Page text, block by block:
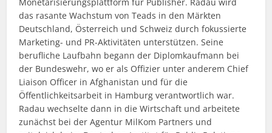
Monetarisierungsplattform für Publisher. Radau wird
das rasante Wachstum von Teads in den Märkten
Deutschland, Österreich und Schweiz durch fokussierte
Marketing- und PR-Aktivitäten unterstützen. Seine
berufliche Laufbahn begann der Diplomkaufmann bei
der Bundeswehr, wo er als Offizier unter anderem Chief
Liaison Officer in Afghanistan und für die
Öffentlichkeitsarbeit in Hamburg verantwortlich war.
Radau wechselte dann in die Wirtschaft und arbeitete
zunächst bei der Agentur MilKom Partners und